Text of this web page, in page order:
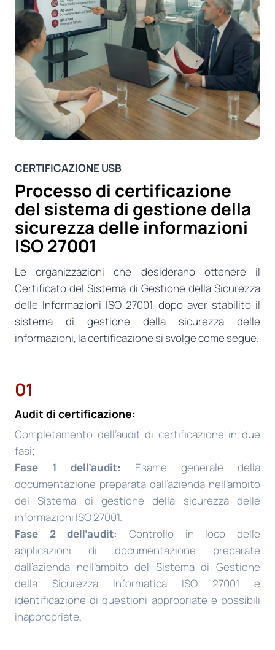
CERTIFICAZIONE USB
Processo di certificazione
del sistema di gestione della
sicurezza delle informazioni
ISO 27001
Le organizzazioni che desiderano ottenere il
Certificato del Sistema di Gestione della Sicurezza
delle Informazioni ISO 27001, dopo aver stabilito il
sistema di gestione della sicurezza delle
informazioni, la certificazione si svolge come segue.
01
Audit di certificazione:
Completamento dell’audit di certificazione in due
fasi;
Fase 1 dell’audit: Esame generale della
documentazione preparata dall’azienda nell’ambito
del Sistema di gestione della sicurezza delle
informazioni ISO 27001.
Fase 2 dell’audit:
Controllo in loco delle
applicazioni di documentazione preparate
dall’azienda nell’ambito del Sistema di Gestione
della Sicurezza Informatica ISO 27001 e
identificazione di questioni appropriate e possibili
inappropriate.